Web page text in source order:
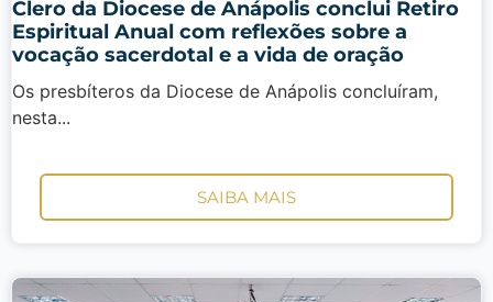
Clero da Diocese de Anápolis conclui Retiro
Espiritual Anual com reflexões sobre a
vocação sacerdotal e a vida de oração
Os presbíteros da Diocese de Anápolis concluíram,
nesta...
SAIBA MAIS